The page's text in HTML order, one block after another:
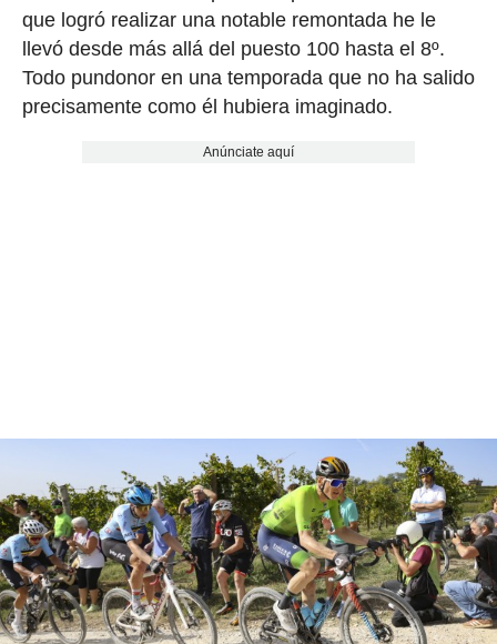
que logró realizar una notable remontada he le
llevó desde más allá del puesto 100 hasta el 8º.
Todo pundonor en una temporada que no ha salido
precisamente como él hubiera imaginado.
Anúnciate aquí